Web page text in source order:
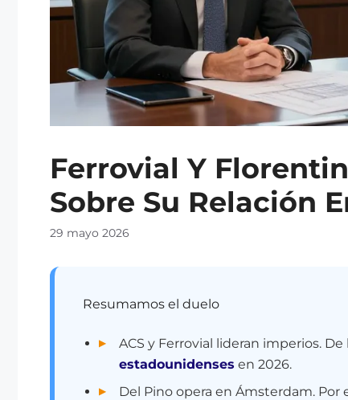
Ferrovial Y
Sobre Su Relación
29 mayo 2026
Resumamos el duelo
ACS y Ferrovial lideran imperios.
estadounidenses en 2026.
Del Pino opera en Ámsterdam. Por